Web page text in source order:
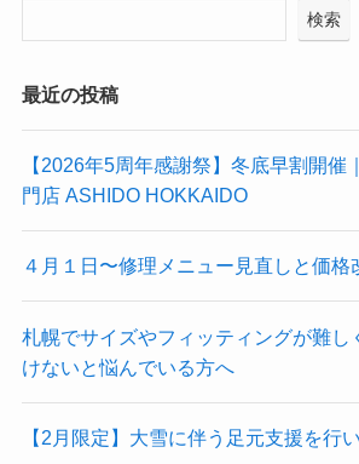
検索
最近の投稿
【2026年5周年感謝祭】冬底早割開催
門店 ASHIDO HOKKAIDO
４月１日〜修理メニュー見直しと価格
札幌でサイズやフィッティングが難し
けないと悩んでいる方へ
【2月限定】大雪に伴う足元支援を行